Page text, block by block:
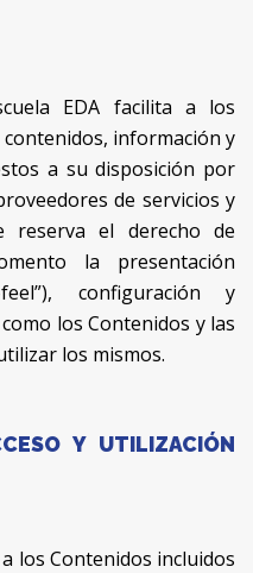
EDA facilita a los
información y
a su disposición por
de servicios y
reserva el derecho de
la presentación
configuración y
los Contenidos y las
los mismos.
Y UTILIZACIÓN
los Contenidos incluidos